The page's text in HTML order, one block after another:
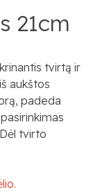
21cm
tvirtą ir
aukštos
padeda
tvirto